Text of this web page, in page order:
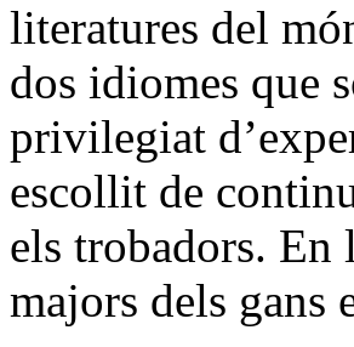
literatures del
dos idiomes que
privilegiat
escollit de
els trobadors. En
majors dels gans